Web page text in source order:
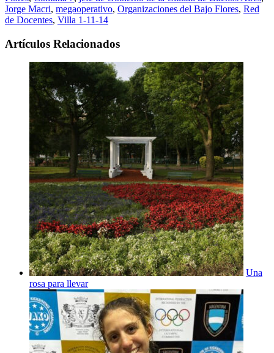
Jorge Macri, megaoperativo, Organizaciones del Bajo Flores, Red
de Docentes, Villa 1-11-14
Artículos Relacionados
Una
rosa para llevar